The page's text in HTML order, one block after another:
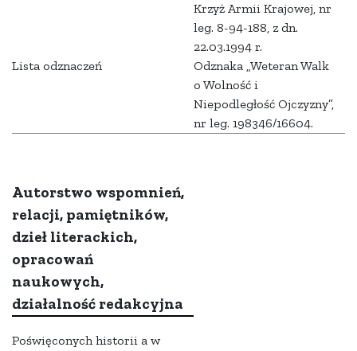
Lista odznaczeń
Krzyż Armii Krajowej, nr
leg. 8-94-188, z dn.
22.03.1994 r.
Odznaka „Weteran Walk
o Wolność i
Niepodległość Ojczyzny”,
nr leg. 198346/16604.
Autorstwo wspomnień,
relacji, pamiętników,
dzieł literackich,
opracowań
naukowych,
działalność redakcyjna
Poświęconych historii a w